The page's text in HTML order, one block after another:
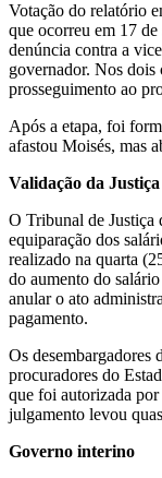
Votação do relatório
que ocorreu em 17
denúncia contra a
governador. Nos dois
prosseguimento ao
Após a etapa, foi
afastou Moisés, mas
Validação da Justiça
O Tribunal de Justiça
equiparação dos
realizado na quarta
do aumento do
anular o ato
pagamento.
Os desembargadores
procuradores do
que foi autorizada
julgamento levou
Governo interino